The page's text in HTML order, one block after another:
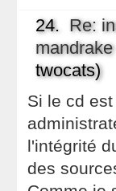
24. Re:
twocats)
Si le cd
l'intégrité
des